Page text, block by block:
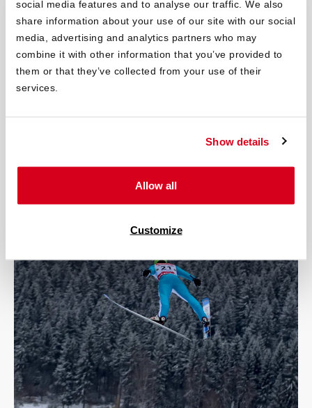
social media features and to analyse our traffic. We also
share information about your use of our site with our social
media, advertising and analytics partners who may
combine it with other information that you’ve provided to
them or that they’ve collected from your use of their
services.
Show details
Allow all
Customize
Die bett1.de World Team Challenge in der Veltins-Arena auf